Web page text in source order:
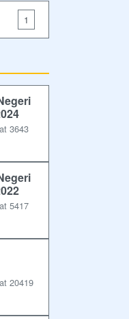
1
3643
5417
20419